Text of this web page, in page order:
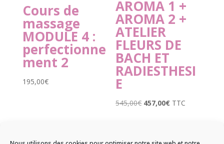
Cours de
massage
MODULE 4 :
perfectionne
ment 2
195,00€
AROMA 1 +
AROMA 2 +
ATELIER
FLEURS DE
BACH ET
RADIESTHESI
E
545,00€ Le
était :
457,00€Le
est :
TTC